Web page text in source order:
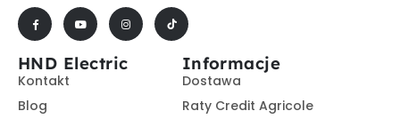
HND Electric
Kontakt
Blog
Informacje
Dostawa
Raty Credit Agricole